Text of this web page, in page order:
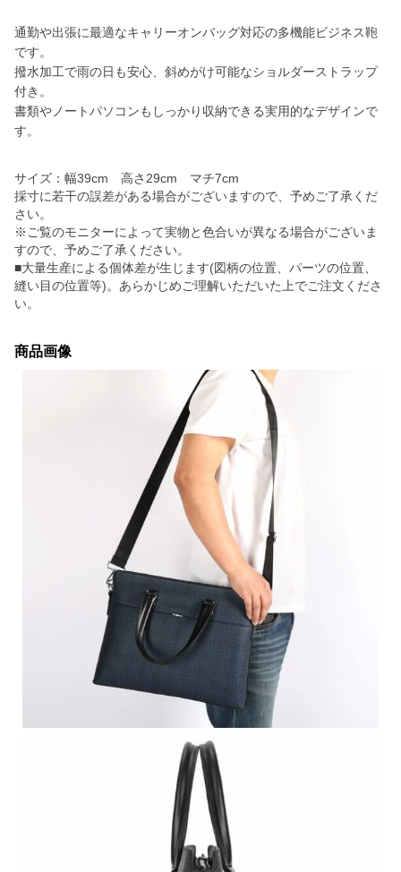
通勤や出張に最適なキャリーオンバッグ対応の多機能ビジネス鞄
です。
撥水加工で雨の日も安心、斜めがけ可能なショルダーストラップ
付き。
書類やノートパソコンもしっかり収納できる実用的なデザインで
す。
サイズ：幅39cm 高さ29cm マチ7cm
採寸に若干の誤差がある場合がございますので、予めご了承くだ
さい。
※ご覧のモニターによって実物と色合いが異なる場合がございま
すので、予めご了承ください。
■大量生産による個体差が生じます(図柄の位置、パーツの位置、
縫い目の位置等)。あらかじめご理解いただいた上でご注文くださ
い。
商品画像